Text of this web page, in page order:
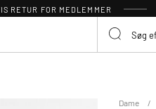
RETUR FOR MEDLEMMER
Dame